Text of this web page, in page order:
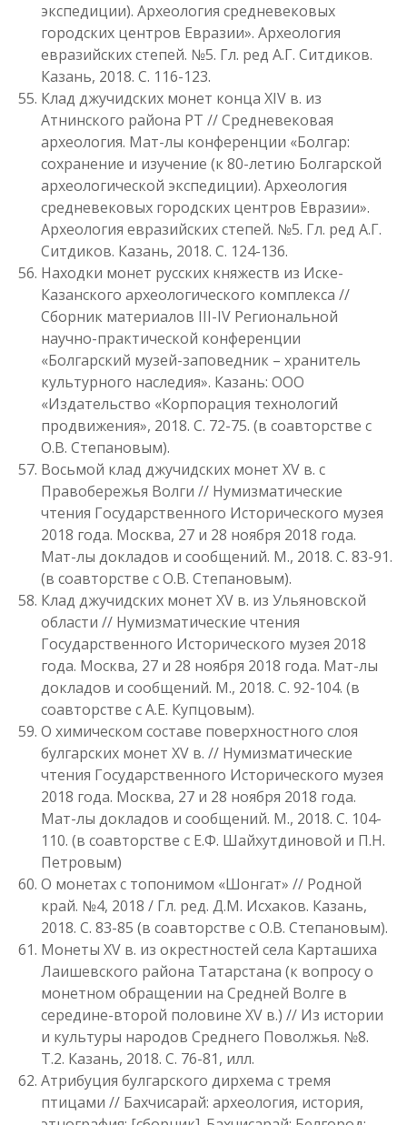
экспедиции). Археология средневековых
городских центров Евразии». Археология
евразийских степей. №5. Гл. ред А.Г. Ситдиков.
Казань, 2018. С. 116-123.
Клад джучидских монет конца XIV в. из
Атнинского района РТ // Средневековая
археология. Мат-лы конференции «Болгар:
сохранение и изучение (к 80-летию Болгарской
археологической экспедиции). Археология
средневековых городских центров Евразии».
Археология евразийских степей. №5. Гл. ред А.Г.
Ситдиков. Казань, 2018. С. 124-136.
Находки монет русских княжеств из Иске-
Казанского археологического комплекса //
Сборник материалов III-IV Региональной
научно-практической конференции
«Болгарский музей-заповедник – хранитель
культурного наследия». Казань: ООО
«Издательство «Корпорация технологий
продвижения», 2018. С. 72-75. (в соавторстве с
О.В. Степановым).
Восьмой клад джучидских монет XV в. с
Правобережья Волги // Нумизматические
чтения Государственного Исторического музея
2018 года. Москва, 27 и 28 ноября 2018 года.
Мат-лы докладов и сообщений. М., 2018. С. 83-91.
(в соавторстве с О.В. Степановым).
Клад джучидских монет XV в. из Ульяновской
области // Нумизматические чтения
Государственного Исторического музея 2018
года. Москва, 27 и 28 ноября 2018 года. Мат-лы
докладов и сообщений. М., 2018. С. 92-104. (в
соавторстве с А.Е. Купцовым).
О химическом составе поверхностного слоя
булгарских монет XV в. // Нумизматические
чтения Государственного Исторического музея
2018 года. Москва, 27 и 28 ноября 2018 года.
Мат-лы докладов и сообщений. М., 2018. С. 104-
110. (в соавторстве с Е.Ф. Шайхутдиновой и П.Н.
Петровым)
О монетах с топонимом «Шонгат» // Родной
край. №4, 2018 / Гл. ред. Д.М. Исхаков. Казань,
2018. С. 83-85 (в соавторстве с О.В. Степановым).
Монеты XV в. из окрестностей села Карташиха
Лаишевского района Татарстана (к вопросу о
монетном обращении на Средней Волге в
середине-второй половине XV в.) // Из истории
и культуры народов Среднего Поволжья. №8.
Т.2. Казань, 2018. С. 76-81, илл.
Атрибуция булгарского дирхема с тремя
птицами // Бахчисарай: археология, история,